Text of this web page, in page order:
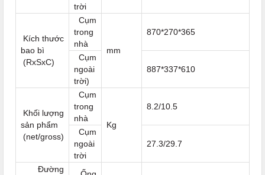
trời
Kích thước
bao bì
(RxSxC)
Cụm
trong
nhà
mm
870*270*365
Cụm
ngoài
trời)
887*337*610
Khối lượng
sản phẩm
(net/gross)
Cụm
trong
nhà
Kg
8.2/10.5
Cụm
ngoài
trời
27.3/29.7
Đường